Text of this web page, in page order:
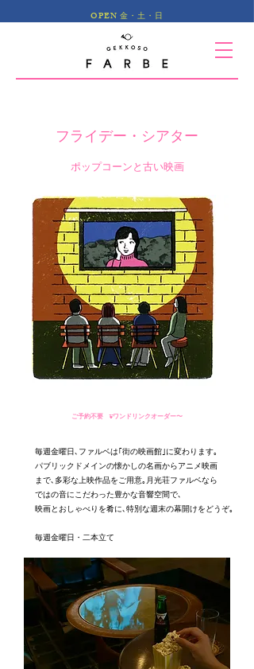
OPEN 金・土・日
フライデー・シアター
ポップコーンと古い映画
ご予約不要 ¥ワンドリンクオーダー〜
毎週金曜日､ファルベは｢街の映画館｣に変わります｡
パブリックドメインの懐かしの名画からアニメ映画
まで､多彩な上映作品をご用意｡月光荘ファルベなら
ではの音にこだわった豊かな音響空間で､
映画とおしゃべりを肴に､特別な週末の幕開けをどうぞ｡
毎週金曜日 ​・二本立て